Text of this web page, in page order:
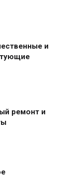
и
ремонт и